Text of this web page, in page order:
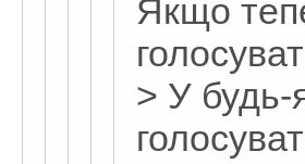
Якщо
> У будь-